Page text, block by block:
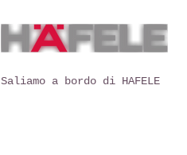
Saliamo a bordo di HAFELE